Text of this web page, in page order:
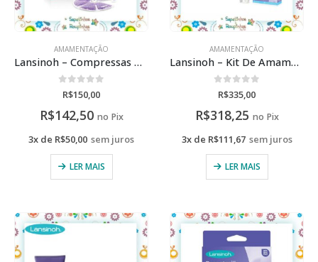
AMAMENTAÇÃO
Lansinoh – Compressas para seios 3 em 1
0de 5
R$150,00
R$142,50 no Pix
3x de R$50,00 sem juros
LER MAIS
AMAMENTAÇÃO
Lansinoh – Kit De Amamentação
0de 5
R$335,00
R$318,25 no Pix
3x de R$111,67 sem juros
LER MAIS